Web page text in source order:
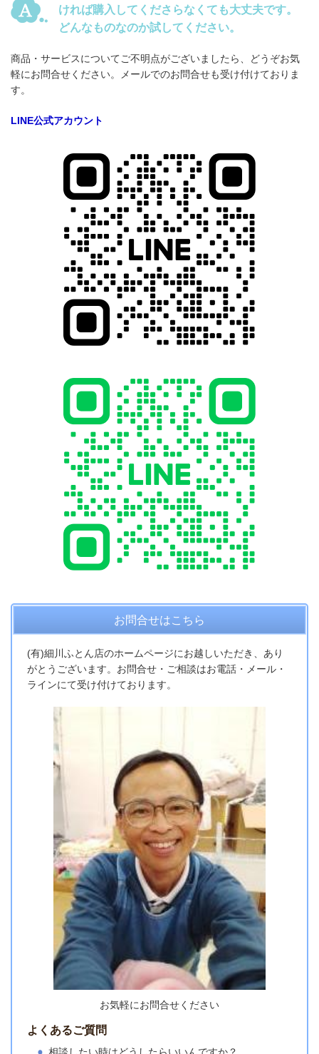
ければ購入してくださらなくても大丈夫です。
どんなものなのか試してください。
商品・サービスについてご不明点がございましたら、どうぞお気
軽にお問合せください。メールでのお問合せも受け付けておりま
す。
LINE公式アカウント
お問合せはこちら
(有)細川ふとん店のホームページにお越しいただき、あり
がとうございます。お問合せ・ご相談はお電話・メール・
ラインにて受け付けております。
お気軽にお問合せください
よくあるご質問